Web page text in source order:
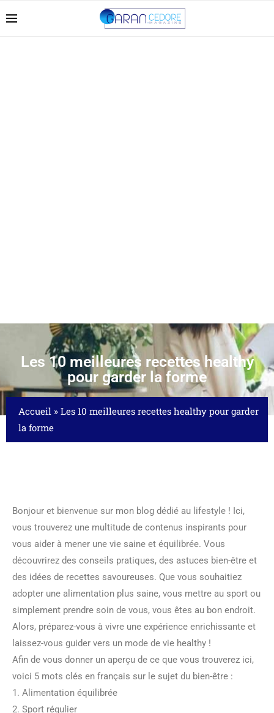
Les 10 meilleures recettes healthy
pour garder la forme
Accueil » Les 10 meilleures recettes healthy pour garder
la forme
Bonjour et bienvenue sur mon blog dédié au lifestyle ! Ici,
vous trouverez une multitude de contenus inspirants pour
vous aider à mener une vie saine et équilibrée. Vous
découvrirez des conseils pratiques, des astuces bien-être et
des idées de recettes savoureuses. Que vous souhaitiez
adopter une alimentation plus saine, vous mettre au sport ou
simplement prendre soin de vous, vous êtes au bon endroit.
Alors, préparez-vous à vivre une expérience enrichissante et
laissez-vous guider vers un mode de vie healthy !
Afin de vous donner un aperçu de ce que vous trouverez ici,
voici 5 mots clés en français sur le sujet du bien-être :
1. Alimentation équilibrée
2. Sport régulier